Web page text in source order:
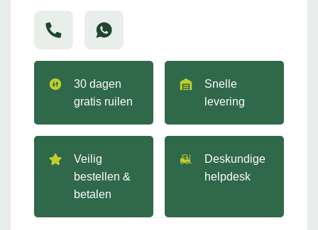
30 dagen
gratis ruilen
Snelle
levering
Veilig
bestellen &
betalen
Deskundige
helpdesk